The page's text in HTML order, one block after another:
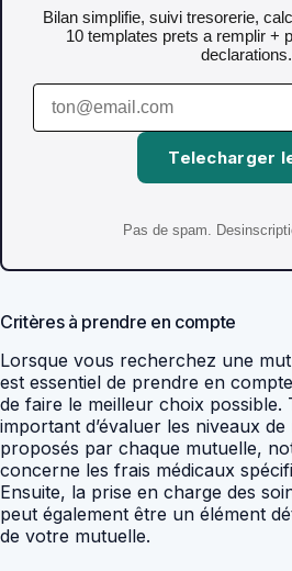
Bilan simplifie, suivi tresorerie,
10 templates prets a remplir +
declarations.
Telecharger
Pas de spam.
Critères à prendre en compte
Lorsque vous recherchez une
est essentiel de prendre en
de faire le meilleur choix possible.
important d’évaluer les niveaux
proposés par chaque mutuelle,
concerne les frais médicaux
Ensuite, la prise en charge des
peut également être un élément
de votre mutuelle.